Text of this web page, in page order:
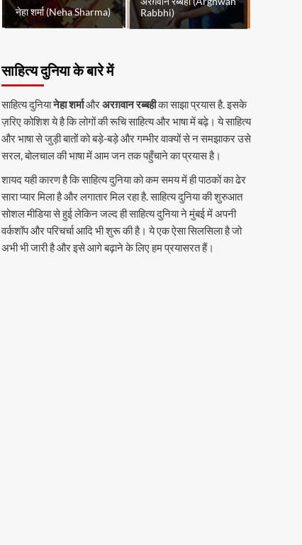
नेहा शर्मा (Neha Sharma)
Rabbhi)
साहित्य दुनिया के बारे में
साहित्य दुनियानेहा शर्माऔरअरग़वान रब्बहीका साझा प्रयास है. इसके
ज़रिए कोशिश ये है कि लोगों की रूचि साहित्य और भाषा में बढ़े। ये साहित्य
और भाषा से जुड़ी बातों को बड़े-बड़े और गम्भीर वाक्यों से न समझाकर उसे
सरल, बोलचाल की भाषा में आम जन तक पहुँचाने का प्रयास है।
शायद यही कारण है कि साहित्य दुनिया को कम समय में ही पाठकों का ढेर
सारा प्यार मिला है और लगातार मिल रहा है. साहित्य दुनिया की शुरुआत
सोशल मीडिया से हुई लेकिन जल्द ही साहित्य दुनिया ने मुंबई में अपनी
वर्कशॉप और परिचर्चा आदि भी शुरू की है। ये एक ऐसा सिलसिला है जो
अभी भी जारी है और इसे आगे बढ़ाने के लिए हम प्रयासरत हैं।